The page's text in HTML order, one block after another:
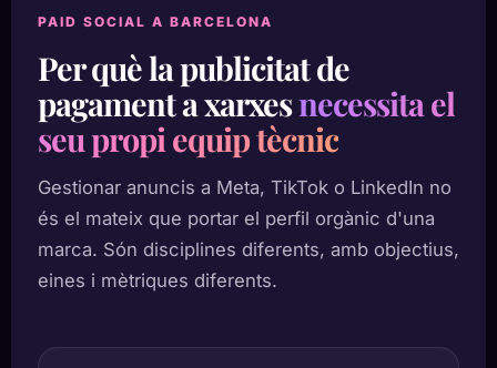
PAID SOCIAL A BARCELONA
Per què la publicitat de
pagament a xarxesnecessita el
seu propi equip tècnic
Gestionar anuncis a Meta, TikTok o LinkedIn no
és el mateix que portar el perfil orgànic d'una
marca. Són disciplines diferents, amb objectius,
eines i mètriques diferents.